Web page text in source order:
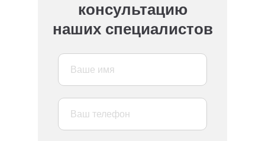
консультацию
наших специалистов